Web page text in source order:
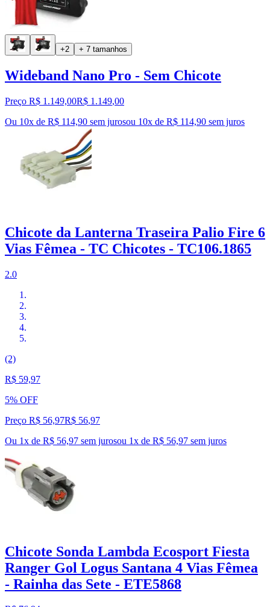
+2 + 7 tamanhos
Wideband Nano Pro - Sem Chicote
Preço R$ 1.149,00R$ 1.149,00
Ou 10x de R$ 114,90 sem jurosou 10x de R$ 114,90 sem juros
Chicote da Lanterna Traseira Palio Fire 6
Vias Fêmea - TC Chicotes - TC106.1865
2.0
(2)
R$ 59,97
5% OFF
Preço R$ 56,97R$ 56,97
Ou 1x de R$ 56,97 sem jurosou 1x de R$ 56,97 sem juros
Chicote Sonda Lambda Ecosport Fiesta
Ranger Gol Logus Santana 4 Vias Fêmea
- Rainha das Sete - ETE5868